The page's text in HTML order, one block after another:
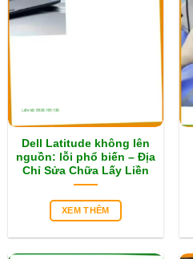
Dell Latitude không lên
nguồn: lỗi phổ biến – Địa
Chỉ Sửa Chữa Lấy Liền
XEM THÊM